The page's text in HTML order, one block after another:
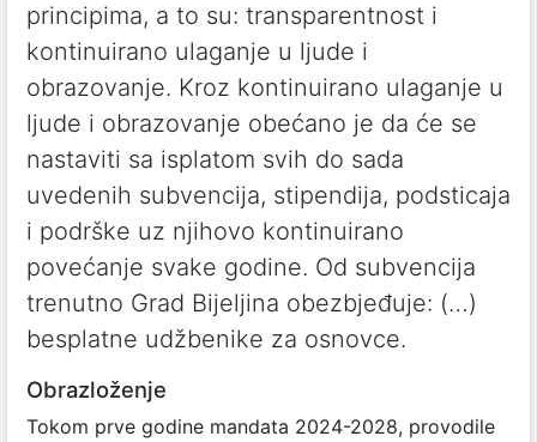
principima, a to su: transparentnost i
kontinuirano ulaganje u ljude i
obrazovanje. Kroz kontinuirano ulaganje u
ljude i obrazovanje obećano je da će se
nastaviti sa isplatom svih do sada
uvedenih subvencija, stipendija, podsticaja
i podrške uz njihovo kontinuirano
povećanje svake godine. Od subvencija
trenutno Grad Bijeljina obezbjeđuje: (…)
besplatne udžbenike za osnovce.
Obrazloženje
Tokom prve godine mandata 2024-2028, provodile